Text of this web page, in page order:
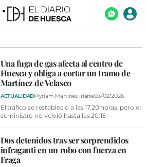
Una fuga de gas afecta al centro de
Huesca y obliga a cortar un tramo de
Martínez de Velasco
ACTUALIDADMyriam Martínez Iriarte03/02/2026
El tráfico se restableció a las 17.20 horas, pero el
suministro no volvió hasta las 20:15
Dos detenidos tras ser sorprendidos
infraganti en un robo con fuerza en
Fraga